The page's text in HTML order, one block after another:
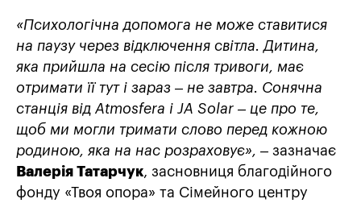
«Психологічна допомога не може ставитися
на паузу через відключення світла. Дитина,
яка прийшла на сесію після тривоги, має
отримати її тут і зараз – не завтра. Сонячна
станція від Atmosfera і JA Solar – це про те,
щоб ми могли тримати слово перед кожною
родиною, яка на нас розраховує», – зазначає
Валерія Татарчук, засновниця благодійного
фонду «Твоя опора» та Сімейного центру